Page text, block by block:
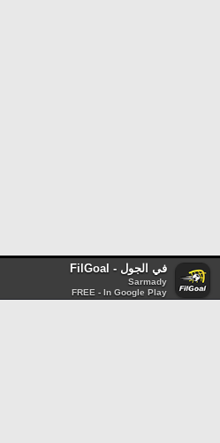
في الجول - FilGoal
Sarmady
FREE - In Google Play